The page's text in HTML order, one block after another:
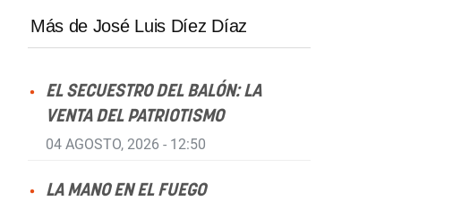
Más de José Luis Díez Díaz
EL SECUESTRO DEL BALÓN: LA
VENTA DEL PATRIOTISMO
04 AGOSTO, 2026 - 12:50
LA MANO EN EL FUEGO